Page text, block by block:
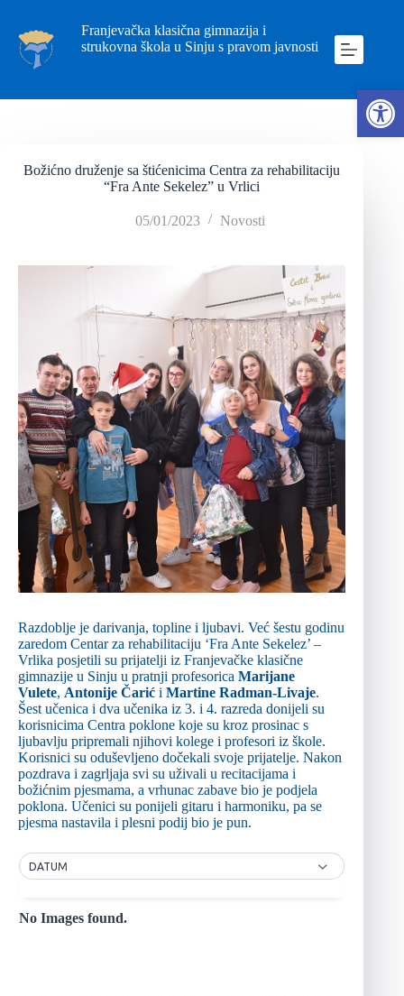
Franjevačka klasična gimnazija i
strukovna škola u Sinju s pravom javnosti
Božićno druženje sa štićenicima Centra za rehabilitaciju
“Fra Ante Sekelez” u Vrlici
05/01/2023 Novosti
Razdoblje je darivanja, topline i ljubavi. Već šestu godinu
zaredom Centar za rehabilitaciju ‘Fra Ante Sekelez’ –
Vrlika posjetili su prijatelji iz Franjevačke klasične
gimnazije u Sinju u pratnji profesorica Marijane
Vulete, Antonije Čarić i Martine Radman-Livaje.
Šest učenica i dva učenika iz 3. i 4. razreda donijeli su
korisnicima Centra poklone koje su kroz prosinac s
ljubavlju pripremali njihovi kolege i profesori iz škole.
Korisnici su oduševljeno dočekali svoje prijatelje. Nakon
pozdrava i zagrljaja svi su uživali u recitacijama i
božićnim pjesmama, a vrhunac zabave bio je podjela
poklona. Učenici su ponijeli gitaru i harmoniku, pa se
pjesma nastavila i plesni podij bio je pun.
DATUM
No Images found.